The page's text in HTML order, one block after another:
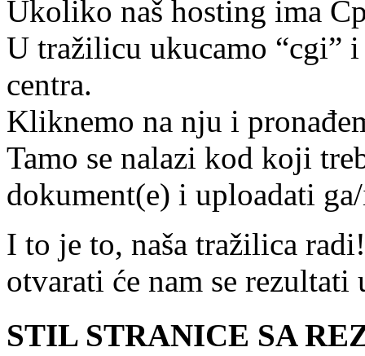
Ukoliko naš hosting ima
U tražilicu ukucamo “cgi”
centra.
Kliknemo na nju i
Tamo se nalazi kod koji
dokument(e) i uploadati
I to je to, naša tražilica
otvarati će nam se rezultati
STIL STRANICE SA